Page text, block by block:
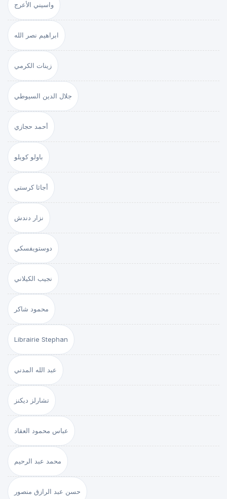
واسيني الأعرج
ابراهيم نصر الله
زينات الكرمي
جلال الدين السيوطي
أحمد حجازي
باولو كويلو
أجاثا كرستي
نزار دندش
دوستويفسكي
نجيب الكيلاني
محمود شاكر
Librairie Stephan
عبد الله المدني
تشارلز ديكنز
عباس محمود العقاد
محمد عبد الرحيم
حسن عبد الرازق منصور